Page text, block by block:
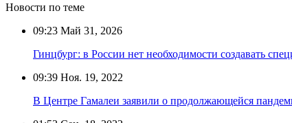
Новости по теме
09:23 Май 31, 2026
Гинцбург: в России нет необходимости создавать
09:39 Ноя. 19, 2022
В Центре Гамалеи заявили о продолжающейся